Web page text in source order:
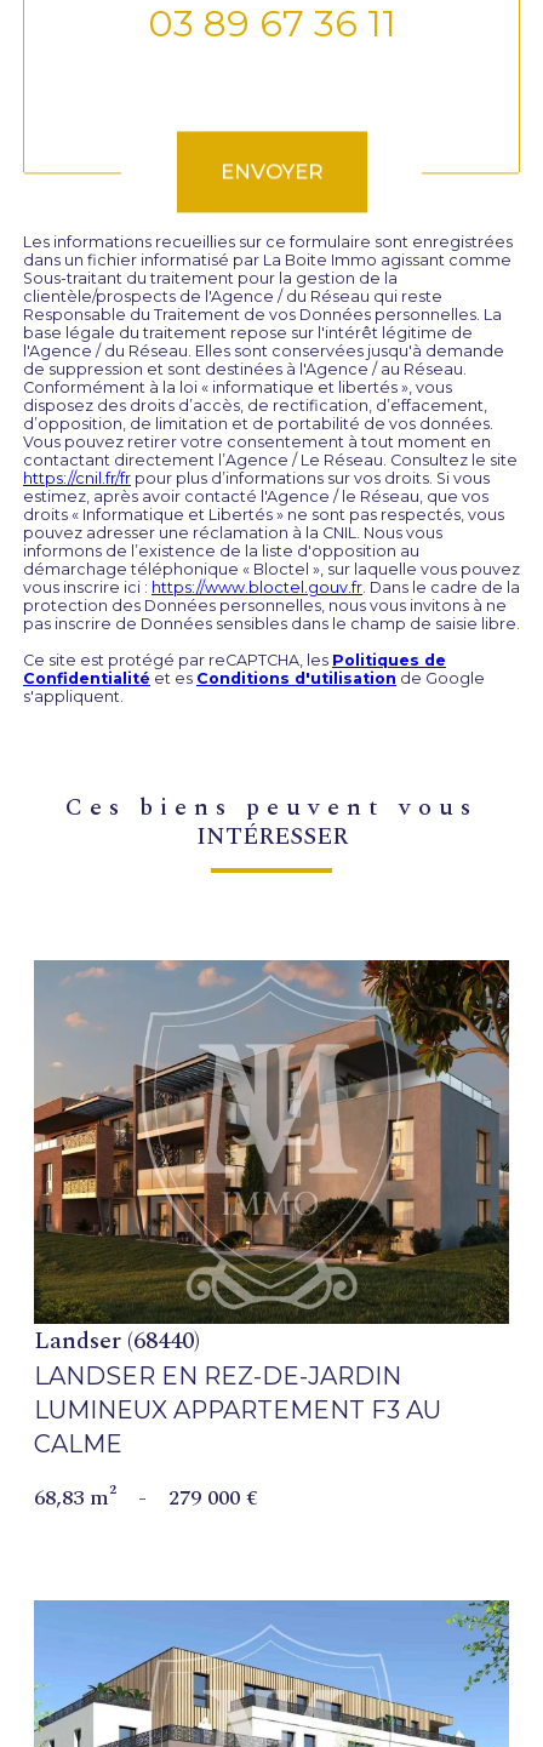
03 89 67 36 11
ENVOYER
Les informations recueillies sur ce formulaire sont enregistrées
dans un fichier informatisé par La Boite Immo agissant comme
Sous-traitant du traitement pour la gestion de la
clientèle/prospects de l'Agence / du Réseau qui reste
Responsable du Traitement de vos Données personnelles. La
base légale du traitement repose sur l'intérêt légitime de
l'Agence / du Réseau. Elles sont conservées jusqu'à demande
de suppression et sont destinées à l'Agence / au Réseau.
Conformément à la loi « informatique et libertés », vous
disposez des droits d’accès, de rectification, d’effacement,
d’opposition, de limitation et de portabilité de vos données.
Vous pouvez retirer votre consentement à tout moment en
contactant directement l’Agence / Le Réseau. Consultez le site
https://cnil.fr/fr pour plus d’informations sur vos droits. Si vous
estimez, après avoir contacté l'Agence / le Réseau, que vos
droits « Informatique et Libertés » ne sont pas respectés, vous
pouvez adresser une réclamation à la CNIL. Nous vous
informons de l’existence de la liste d'opposition au
démarchage téléphonique « Bloctel », sur laquelle vous pouvez
vous inscrire ici : https://www.bloctel.gouv.fr. Dans le cadre de la
protection des Données personnelles, nous vous invitons à ne
pas inscrire de Données sensibles dans le champ de saisie libre.
Ce site est protégé par reCAPTCHA, les Politiques de
Confidentialité et es Conditions d'utilisation de Google
s'appliquent.
ces biens peuvent vous
INTÉRESSER
VOIR LE BIEN
Landser (68440)
LANDSER EN REZ-DE-JARDIN
LUMINEUX APPARTEMENT F3 AU
CALME
68,83 m² - 279 000 €